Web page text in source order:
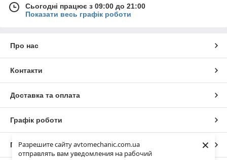
Разрешите сайту avtomechanic.com.ua
отправлять вам уведомления на рабочий
×
Сьогодні працює з 09:00 до 21:00
Показати весь графік роботи
Про нас
Контакти
Доставка та оплата
Графік роботи
Повна версія сайту